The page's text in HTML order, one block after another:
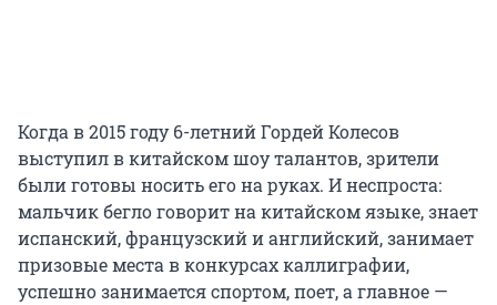
Когда в 2015 году 6-летний Гордей Колесов
выступил в китайском шоу талантов, зрители
были готовы носить его на руках. И неспроста:
мальчик бегло говорит на китайском языке, знает
испанский, французский и английский, занимает
призовые места в конкурсах каллиграфии,
успешно занимается спортом, поет, а главное —